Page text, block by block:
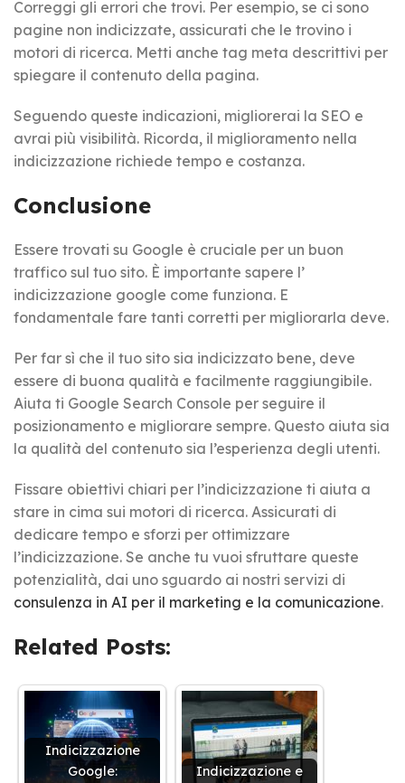
Correggi gli errori che trovi. Per esempio, se ci sono
pagine non indicizzate, assicurati che le trovino i
motori di ricerca. Metti anche tag meta descrittivi per
spiegare il contenuto della pagina.
Seguendo queste indicazioni, migliorerai la SEO e
avrai più visibilità. Ricorda, il miglioramento nella
indicizzazione richiede tempo e costanza.
Conclusione
Essere trovati su Google è cruciale per un buon
traffico sul tuo sito. È importante sapere l’
indicizzazione google come funziona. E
fondamentale fare tanti corretti per migliorarla deve.
Per far sì che il tuo sito sia indicizzato bene, deve
essere di buona qualità e facilmente raggiungibile.
Aiuta ti Google Search Console per seguire il
posizionamento e migliorare sempre. Questo aiuta sia
la qualità del contenuto sia l’esperienza degli utenti.
Fissare obiettivi chiari per l’indicizzazione ti aiuta a
stare in cima sui motori di ricerca. Assicurati di
dedicare tempo e sforzi per ottimizzare
l’indicizzazione. Se anche tu vuoi sfruttare queste
potenzialità, dai uno sguardo ai nostri servizi di
consulenza in AI per il marketing e la comunicazione.
Related Posts:
Indicizzazione
Google:
Indicizzazione e